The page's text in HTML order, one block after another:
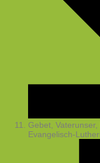
Gebet,
Evangelisch-